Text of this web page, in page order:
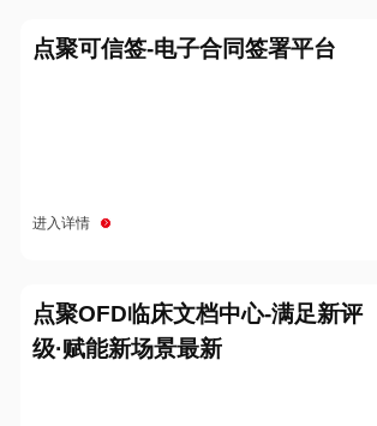
点聚可信签-电子合同签署平台
进入详情
点聚OFD临床文档中心-满足新评
级·赋能新场景最新